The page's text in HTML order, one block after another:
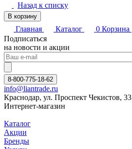
Назад к списку
В корзину
Главная Каталог 0 Корзина
Подписаться
на новости и акции
8-800-775-18-62
info@liantrade.ru
Краснодар, ул. Проспект Чекистов, 33
Интернет-магазин
Каталог
Акции
Бренды